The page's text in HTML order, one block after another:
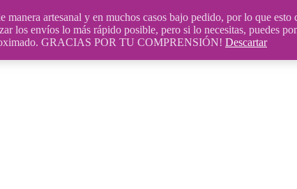
artesanal y en muchos casos bajo pedido, por lo que esto
los envíos lo más rápido posible, pero si lo necesitas, puedes
GRACIAS POR TU COMPRENSIÓN! Descartar